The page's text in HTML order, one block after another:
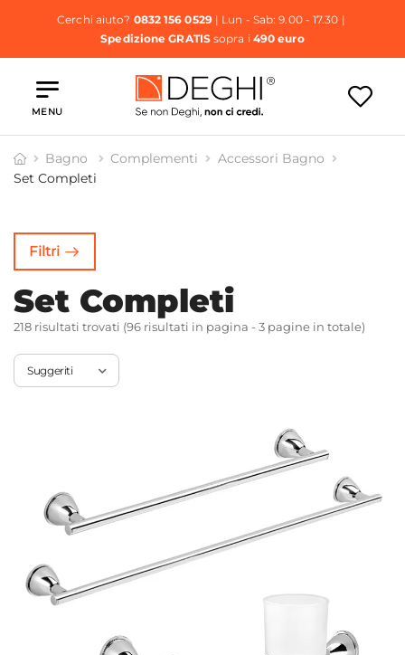
Cerchi aiuto? 0832 156 0529| Lun - Sab: 9.00 - 17.30 |
Spedizione GRATISsopra i 490 euro
MENU
Bagno Complementi
Accessori Bagno
Set Completi
Filtri
Set Completi
218 risultati trovati (96 risultati in pagina - 3 pagine in totale)